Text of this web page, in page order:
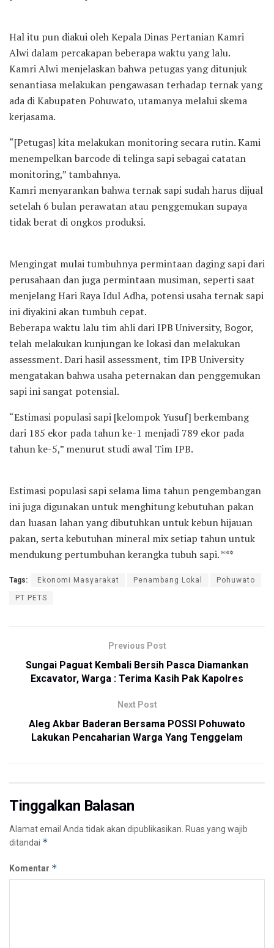
Hal itu pun diakui oleh Kepala Dinas Pertanian Kamri
Alwi dalam percakapan beberapa waktu yang lalu.
Kamri Alwi menjelaskan bahwa petugas yang ditunjuk
senantiasa melakukan pengawasan terhadap ternak yang
ada di Kabupaten Pohuwato, utamanya melalui skema
kerjasama.
“[Petugas] kita melakukan monitoring secara rutin. Kami
menempelkan barcode di telinga sapi sebagai catatan
monitoring,” tambahnya.
Kamri menyarankan bahwa ternak sapi sudah harus dijual
setelah 6 bulan perawatan atau penggemukan supaya
tidak berat di ongkos produksi.
Mengingat mulai tumbuhnya permintaan daging sapi dari
perusahaan dan juga permintaan musiman, seperti saat
menjelang Hari Raya Idul Adha, potensi usaha ternak sapi
ini diyakini akan tumbuh cepat.
Beberapa waktu lalu tim ahli dari IPB University, Bogor,
telah melakukan kunjungan ke lokasi dan melakukan
assessment. Dari hasil assessment, tim IPB University
mengatakan bahwa usaha peternakan dan penggemukan
sapi ini sangat potensial.
“Estimasi populasi sapi [kelompok Yusuf] berkembang
dari 185 ekor pada tahun ke-1 menjadi 789 ekor pada
tahun ke-5,” menurut studi awal Tim IPB.
Estimasi populasi sapi selama lima tahun pengembangan
ini juga digunakan untuk menghitung kebutuhan pakan
dan luasan lahan yang dibutuhkan untuk kebun hijauan
pakan, serta kebutuhan mineral mix setiap tahun untuk
mendukung pertumbuhan kerangka tubuh sapi. ***
Tags: Ekonomi Masyarakat Penambang Lokal Pohuwato
PT PETS
Previous Post
Sungai Paguat Kembali Bersih Pasca Diamankan
Excavator, Warga : Terima Kasih Pak Kapolres
Next Post
Aleg Akbar Baderan Bersama POSSI Pohuwato
Lakukan Pencaharian Warga Yang Tenggelam
Tinggalkan Balasan
Alamat email Anda tidak akan dipublikasikan. Ruas yang wajib
ditandai *
Komentar *